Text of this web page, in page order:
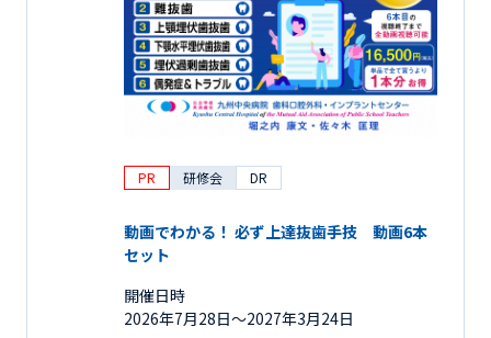
PR 研修会 DR
動画でわかる！ 必ず上達抜歯手技 動画6本
セット
開催日時
2026年7月28日〜2027年3月24日